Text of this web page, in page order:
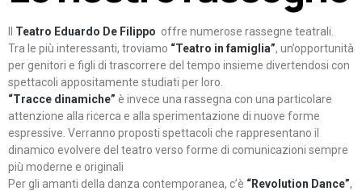
Teatro Eduardo De Filippo offre numerose rassegne teatrali.
Tra le più interessanti, troviamo “Teatro in famiglia”, un’opportunità
per genitori e figli di trascorrere del tempo insieme divertendosi con
spettacoli appositamente studiati per loro.
“Tracce dinamiche” è invece una rassegna con una particolare
attenzione alla ricerca e alla sperimentazione di nuove forme
espressive. Verranno proposti spettacoli che rappresentano il
dinamico evolvere del teatro verso forme di comunicazioni sempre
più moderne e originali
Per gli amanti della danza contemporanea, c’è “Revolution Dance”,